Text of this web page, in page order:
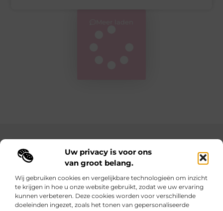
Uw privacy is voor ons
van groot belang.
Wij gebruiken cookies en vergelijkbare technologieën om inzicht
te krijgen in hoe u onze website gebruikt, zodat we uw ervaring
kunnen verbeteren. Deze cookies worden voor verschillende
doeleinden ingezet, zoals het tonen van gepersonaliseerde
Main Links
Elke dag iets nieuws op lindart.be
Laat je verrassen door creatieve blogs vol inspiratie,